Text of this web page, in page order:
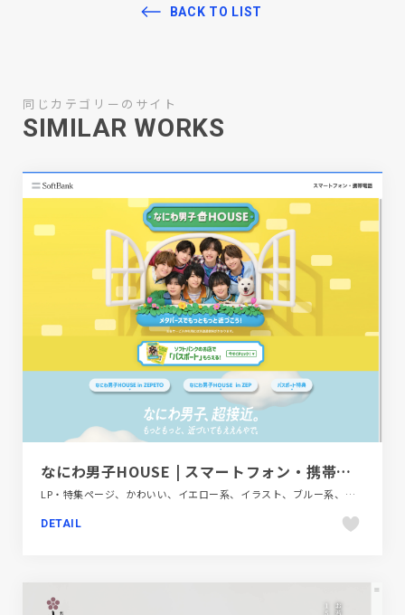
BACK TO LIST
同じカテゴリーのサイト
SIMILAR WORKS
なにわ男子HOUSE | スマートフォン・携帯電話 | ソフトバンク
LP・特集ページ、かわいい、イエロー系、イラスト、ブルー系、ポップ、大きめ写真、金融・法律・人材・専門職
DETAIL